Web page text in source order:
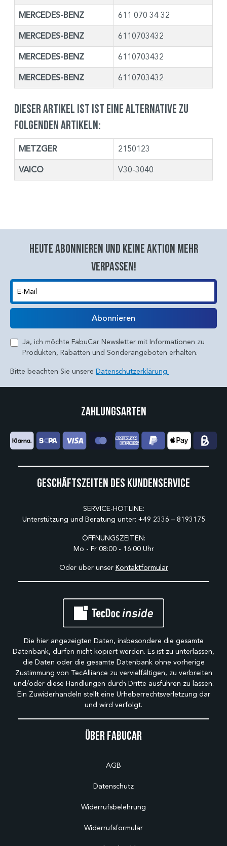
MERCEDES-BENZ 611 070 34 32
MERCEDES-BENZ 6110703432
MERCEDES-BENZ 6110703432
MERCEDES-BENZ 6110703432
Dieser Artikel ist ist eine Alternative zu
folgenden Artikeln:
METZGER 2150123
VAICO V30-3040
Heute abonnieren und keine aktion mehr
verpassen!
E-Mail
Abonnieren
Ja, ich möchte FabuCar Newsletter mit Informationen zu
Produkten, Rabatten und Sonderangeboten erhalten.
Bitte beachten Sie unsere Datenschutzerklärung.
Über Fabucar
AGB
Datenschutz
Widerrufsbelehrung
Widerrufsformular
Geschäftszeiten des Kundenservice
SERVICE-HOTLINE:
Unterstützung und Beratung unter: +49 2336 – 8193175
ÖFFNUNGSZEITEN:
Mo - Fr 08:00 - 16:00 Uhr
Oder über unser Kontaktformular
Zahlungsarten
Die hier angezeigten Daten, insbesondere die gesamte
Datenbank, dürfen nicht kopiert werden. Es ist zu unterlassen,
die Daten oder die gesamte Datenbank ohne vorherige
Zustimmung von TecAlliance zu vervielfältigen, zu verbreiten
und/oder diese Handlungen durch Dritte ausführen zu lassen.
Ein Zuwiderhandeln stellt eine Urheberrechtsverletzung dar
und wird verfolgt.